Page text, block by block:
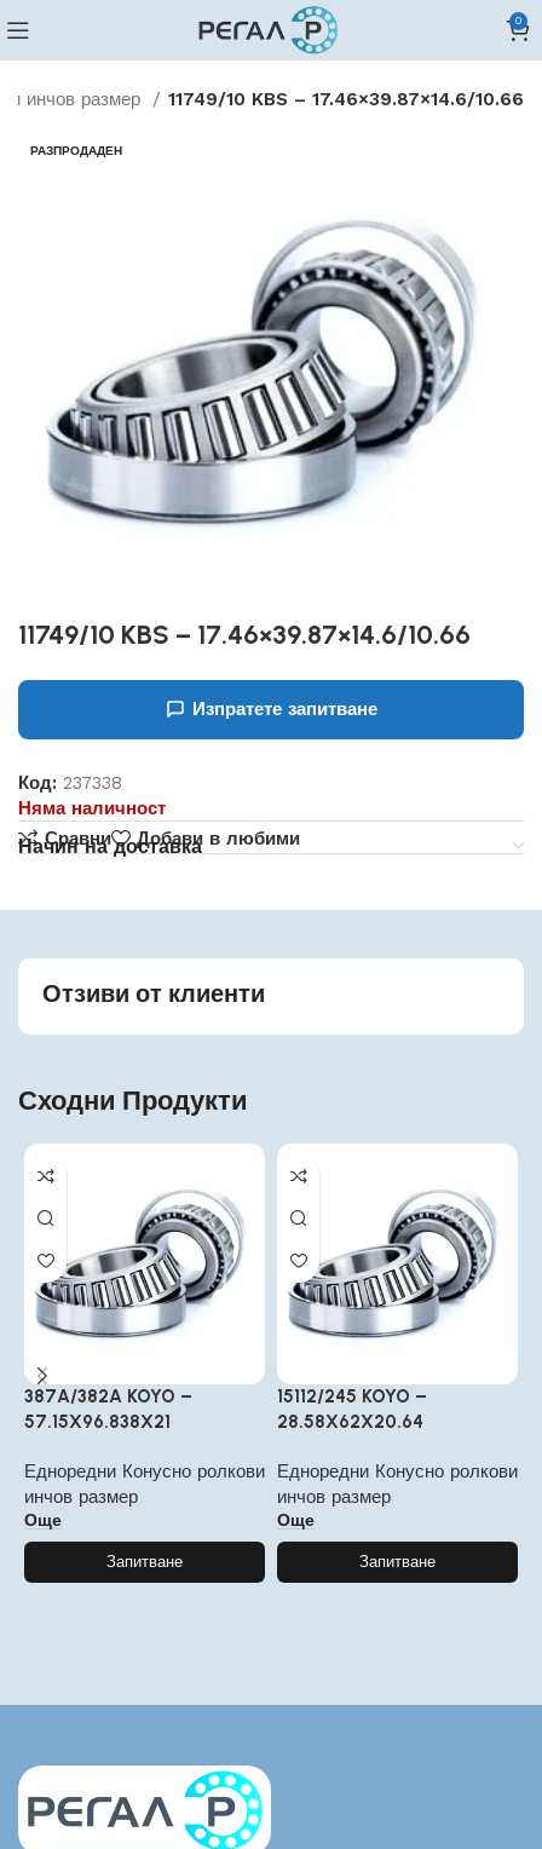
0
инчов размер 11749/10 KBS – 17.46×39.87×14.6/10.66
РАЗПРОДАДЕН
11749/10 KBS – 17.46×39.87×14.6/10.66
Изпратете запитване
Код:237338
Няма наличност
Сравни
Добави в любими
Начин на доставка
Отзиви от клиенти
Сходни Продукти
387A/382A KOYO –
57.15X96.838X21
Едноредни Конусно ролкови
инчов размер
Още
Запитване
15112/245 KOYO –
28.58X62X20.64
Едноредни Конусно ролкови
инчов размер
Още
Запитване